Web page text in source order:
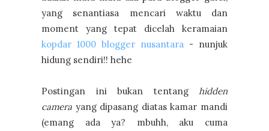
yang senantiasa mencari waktu dan
moment yang tepat dicelah keramaian
kopdar 1000 blogger nusantara - nunjuk
hidung sendiri!! hehe
Postingan ini bukan tentang hidden
camera yang dipasang diatas kamar mandi
(emang ada ya? mbuhh, aku cuma